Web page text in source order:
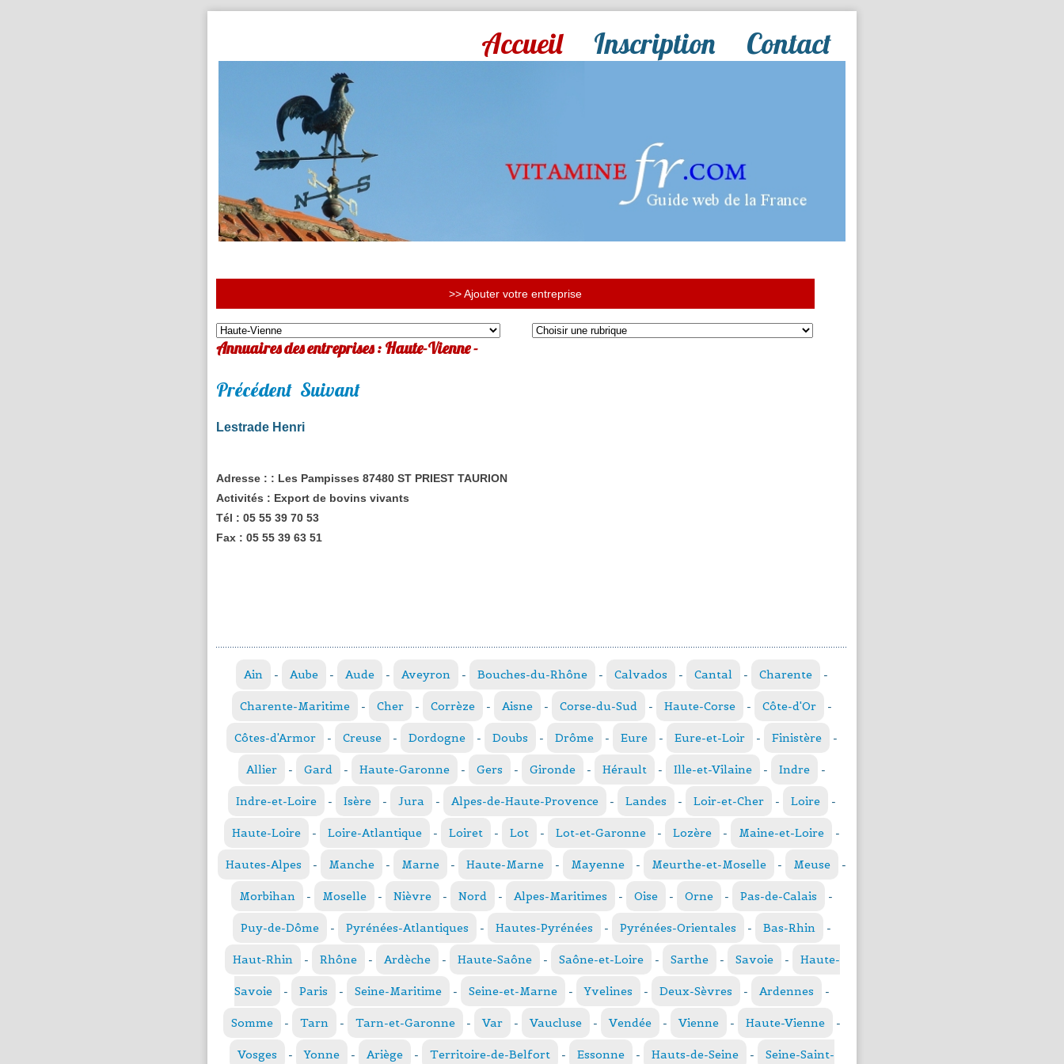
Accueil Inscription Contact
>> Ajouter votre entreprise
Annuaires des entreprises : Haute-Vienne -
Précédent Suivant
Lestrade Henri
Adresse : : Les Pampisses 87480 ST PRIEST TAURION
Activités : Export de bovins vivants
Tél : 05 55 39 70 53
Fax : 05 55 39 63 51
Ain - Aube - Aude - Aveyron - Bouches-du-Rhône - Calvados - Cantal - Charente -
Charente-Maritime - Cher - Corrèze - Aisne - Corse-du-Sud - Haute-Corse - Côte-d'Or -
Côtes-d'Armor - Creuse - Dordogne - Doubs - Drôme - Eure - Eure-et-Loir - Finistère -
Allier - Gard - Haute-Garonne - Gers - Gironde - Hérault - Ille-et-Vilaine - Indre -
Indre-et-Loire - Isère - Jura - Alpes-de-Haute-Provence - Landes - Loir-et-Cher - Loire -
Haute-Loire - Loire-Atlantique - Loiret - Lot - Lot-et-Garonne - Lozère - Maine-et-Loire -
Hautes-Alpes - Manche - Marne - Haute-Marne - Mayenne - Meurthe-et-Moselle - Meuse -
Morbihan - Moselle - Nièvre - Nord - Alpes-Maritimes - Oise - Orne - Pas-de-Calais -
Puy-de-Dôme - Pyrénées-Atlantiques - Hautes-Pyrénées - Pyrénées-Orientales - Bas-Rhin -
Haut-Rhin - Rhône - Ardèche - Haute-Saône - Saône-et-Loire - Sarthe - Savoie - Haute-
Savoie - Paris - Seine-Maritime - Seine-et-Marne - Yvelines - Deux-Sèvres - Ardennes -
Somme - Tarn - Tarn-et-Garonne - Var - Vaucluse - Vendée - Vienne - Haute-Vienne -
Vosges - Yonne - Ariège - Territoire-de-Belfort - Essonne - Hauts-de-Seine - Seine-Saint-